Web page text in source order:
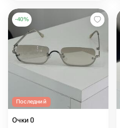
-40%
Последний
Очки 0